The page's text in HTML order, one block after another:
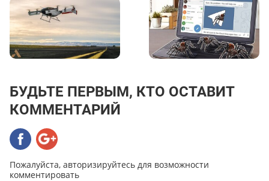
БУДЬТЕ ПЕРВЫМ, КТО ОСТАВИТ
КОММЕНТАРИЙ
Пожалуйста, авторизируйтесь для возможности
комментировать